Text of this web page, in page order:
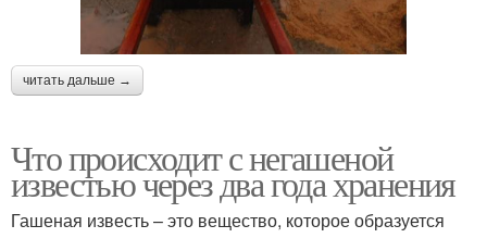
читать дальше →
Что происходит с негашеной
известью через два года хранения
Гашеная известь – это вещество, которое образуется